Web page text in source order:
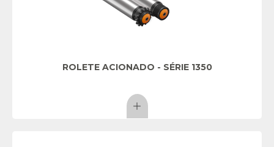
ROLETE ACIONADO - SÉRIE 1350